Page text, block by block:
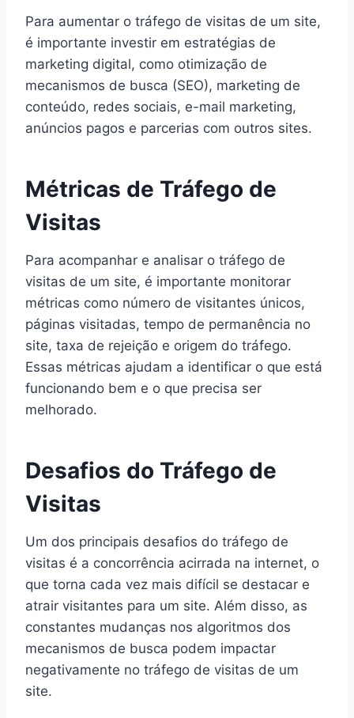
Para aumentar o tráfego de visitas de um site,
é importante investir em estratégias de
marketing digital, como otimização de
mecanismos de busca (SEO), marketing de
conteúdo, redes sociais, e-mail marketing,
anúncios pagos e parcerias com outros sites.
Métricas de Tráfego de
Visitas
Para acompanhar e analisar o tráfego de
visitas de um site, é importante monitorar
métricas como número de visitantes únicos,
páginas visitadas, tempo de permanência no
site, taxa de rejeição e origem do tráfego.
Essas métricas ajudam a identificar o que está
funcionando bem e o que precisa ser
melhorado.
Desafios do Tráfego de
Visitas
Um dos principais desafios do tráfego de
visitas é a concorrência acirrada na internet, o
que torna cada vez mais difícil se destacar e
atrair visitantes para um site. Além disso, as
constantes mudanças nos algoritmos dos
mecanismos de busca podem impactar
negativamente no tráfego de visitas de um
site.